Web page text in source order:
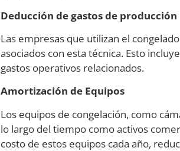
Deducción de gastos de producción
Las empresas que utilizan el
asociados con esta técnica. Esto
gastos operativos relacionados.
Amortización de Equipos
Los equipos de congelación, como
lo largo del tiempo como activos
costo de estos equipos cada año,